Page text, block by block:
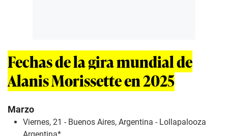
Fechas de la gira mundial de
Alanis Morissette en 2025
Marzo
Viernes, 21 - Buenos Aires, Argentina - Lollapalooza
Argentina*